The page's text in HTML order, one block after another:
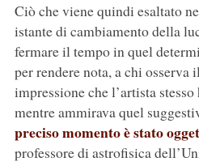
Ciò che viene quindi esaltato
istante di cambiamento della
fermare il tempo in quel
per rendere nota, a chi osserva
impressione che l’artista
mentre ammirava quel
preciso momento è stato
professore di astrofisica